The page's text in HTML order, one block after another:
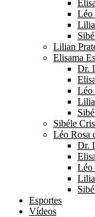
Léo
Lilian
Elisama
Dr.
Léo
Sibéle
Léo Rosa
Dr.
Léo
Esportes
Vídeos